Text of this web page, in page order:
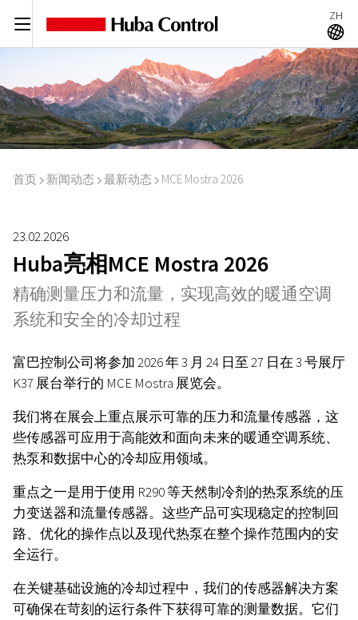
C ZH
A
首页 I 新闻动态 I 最新动态 I MCE Mostra 2026
23.02.2026
Huba亮相MCE Mostra 2026
精确测量压力和流量，实现高效的暖通空调
系统和安全的冷却过程
富巴控制公司将参加 2026 年 3 月 24 日至 27 日在 3 号展厅
K37 展台举行的 MCE Mostra 展览会。
我们将在展会上重点展示可靠的压力和流量传感器，这
些传感器可应用于高能效和面向未来的暖通空调系统、
热泵和数据中心的冷却应用领域。
重点之一是用于使用 R290 等天然制冷剂的热泵系统的压
力变送器和流量传感器。这些产品可实现稳定的控制回
路、优化的操作点以及现代热泵在整个操作范围内的安
全运行。
在关键基础设施的冷却过程中，我们的传感器解决方案
可确保在苛刻的运行条件下获得可靠的测量数据。它们